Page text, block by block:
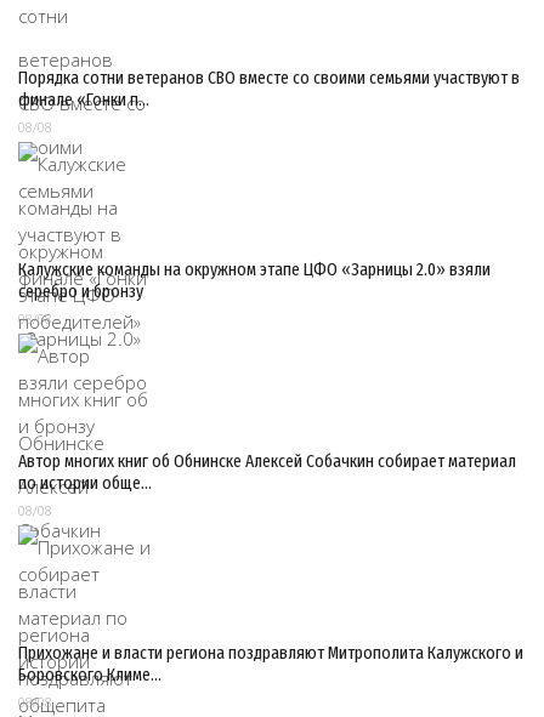
Порядка сотни ветеранов СВО вместе со своими семьями участвуют в
финале «Гонки п…
08/08
Калужские команды на окружном этапе ЦФО «Зарницы 2.0» взяли
серебро и бронзу
08/08
Автор многих книг об Обнинске Алексей Собачкин собирает материал
по истории обще…
08/08
Прихожане и власти региона поздравляют Митрополита Калужского и
Боровского Климе…
08/08